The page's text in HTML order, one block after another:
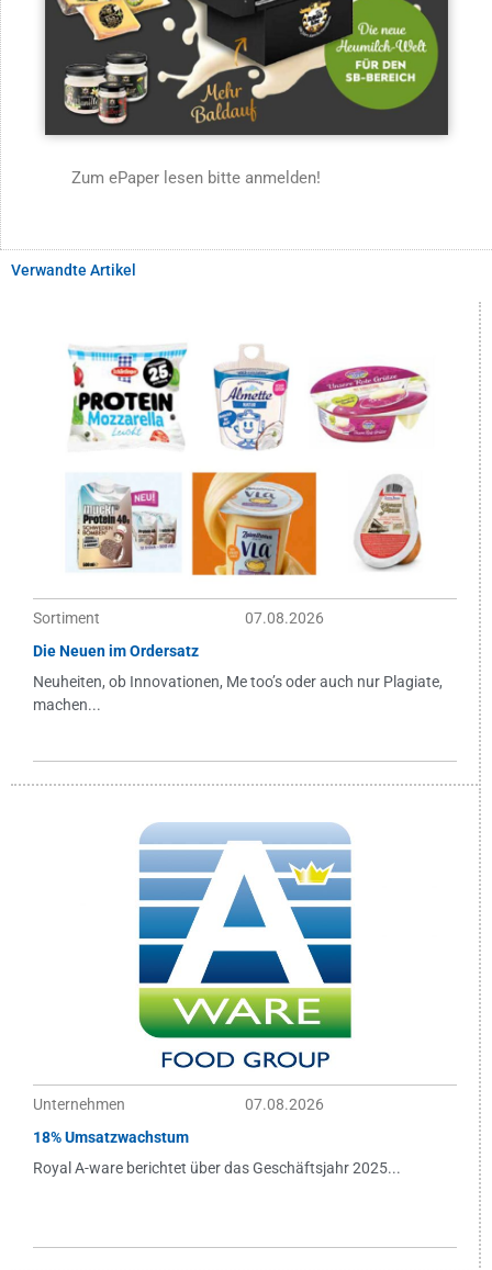
Zum ePaper lesen bitte anmelden!
Verwandte Artikel
Sortiment
07.08.2026
Die Neuen im Ordersatz
Neuheiten, ob Innovationen, Me too’s oder auch nur Plagiate,
machen...
Unternehmen
07.08.2026
18% Umsatzwachstum
Royal A-ware berichtet über das Geschäftsjahr 2025...